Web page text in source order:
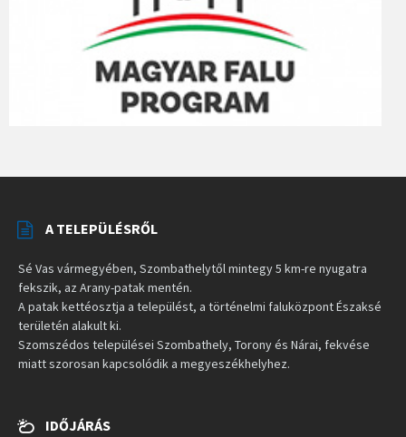
A TELEPÜLÉSRŐL
Sé Vas vármegyében, Szombathelytől mintegy 5 km-re nyugatra
fekszik, az Arany-patak mentén.
A patak kettéosztja a települést, a történelmi faluközpont Északsé
területén alakult ki.
Szomszédos települései Szombathely, Torony és Nárai, fekvése
miatt szorosan kapcsolódik a megyeszékhelyhez.
IDŐJÁRÁS